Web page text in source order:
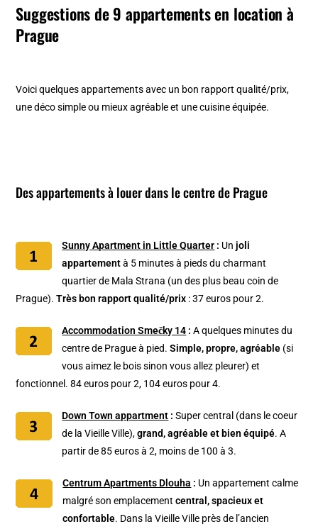
Suggestions de 9 appartements en location à
Prague
Voici quelques appartements avec un bon rapport qualité/prix,
une déco simple ou mieux agréable et une cuisine équipée.
Des appartements à louer dans le centre de Prague
Sunny Apartment in Little Quarter : Unjoli
appartementà 5 minutes à pieds du charmant
quartier de Mala Strana (un des plus beau coin de
Prague).Très bon rapport qualité/prix : 37 euros pour 2.
Accommodation Smečky 14 : A quelques minutes du
centre de Prague à pied.Simple, propre, agréable (si
vous aimez le bois sinon vous allez pleurer) et
fonctionnel. 84 euros pour 2, 104 euros pour 4.
Down Town appartment : Super central (dans le coeur
de la Vieille Ville),grand, agréable et bien équipé. A
partir de 85 euros à 2, moins de 100 à 3.
Centrum Apartments Dlouha : Un appartement calme
malgré son emplacementcentral, spacieux et
confortable. Dans la Vieille Ville près de l’ancien